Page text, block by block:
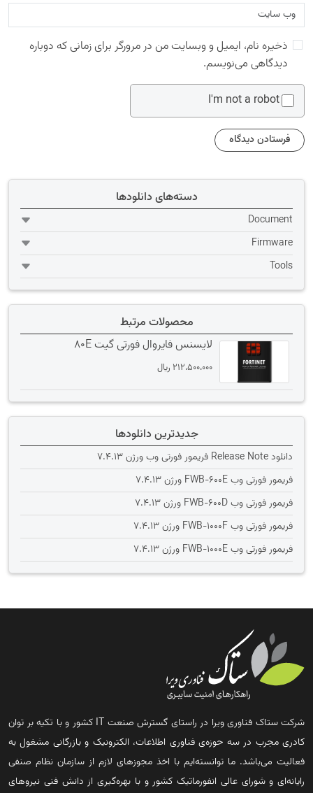
ذخیره نام، ایمیل و وبسایت من در مرورگر برای زمانی که دوباره
دیدگاهی می‌نویسم.
I'm not a robot
دسته‌های دانلودها
Document
Firmware
Tools
محصولات مرتبط
لایسنس فایروال فورتی گیت 80E
212،500،000 ﷼
جدیدترین دانلودها
دانلود Release Note فریمور فورتی وب ورژن 7.4.13
فریمور فورتی وب FWB-600E ورژن 7.4.13
فریمور فورتی وب FWB-600D ورژن 7.4.13
فریمور فورتی وب FWB-1000F ورژن 7.4.13
فریمور فورتی وب FWB-1000E ورژن 7.4.13
شرکت ستاک فناوری ویرا در راستای گسترش صنعت IT کشور و با تکیه بر توان
کادری مجرب در سه حوزه‌ی فناوری اطلاعات، الکترونیک و بازرگانی مشغول به
فعالیت می‌باشد. ما توانسته‌ایم با اخذ مجوزهای لازم از سازمان نظام صنفی
رایانه‌ای و شورای عالی انفورماتیک کشور و با بهره‌گیری از دانش فنی نیروهای